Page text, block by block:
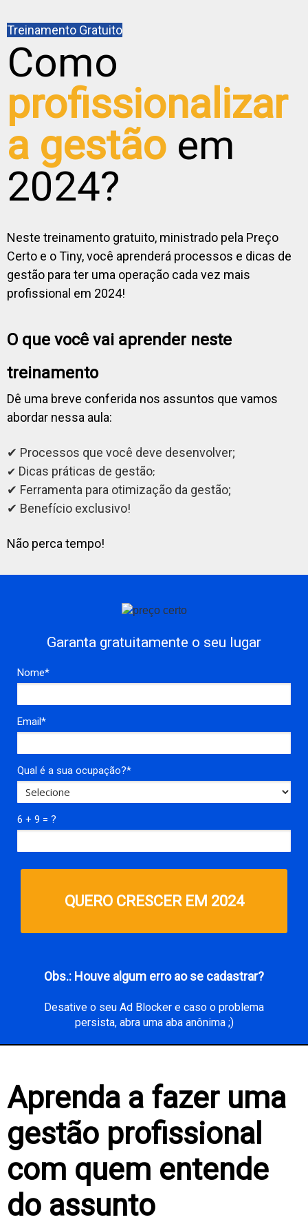
Treinamento Gratuito
Como
profissionalizar
a gestão em
2024?
Neste treinamento gratuito, ministrado pela Preço
Certo e o Tiny, você aprenderá processos e dicas de
gestão para ter uma operação cada vez mais
profissional em 2024!
O que você vai aprender neste
treinamento
Dê uma breve conferida nos assuntos que vamos
abordar nessa aula:
✔ Processos que você deve desenvolver;
✔ Dic as práticas de gestão;
✔ Ferramenta para otimização da gestão;
✔ Benefício exclusivo!
Não perca tempo!
Garanta gratuitamente o seu lugar
Nome*
Email*
Qual é a sua ocupação?*
6 + 9 = ?
QUERO CRESCER EM 2024
Obs.: Houve algum erro ao se cadastrar?
Desative o seu Ad Blocker e caso o problema
persista, abra uma aba anônima ;)
Aprenda a fazer uma
gestão profissional
com quem entende
do assunto